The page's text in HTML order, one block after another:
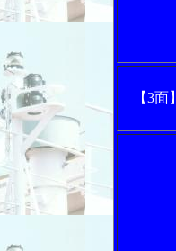
【3面】